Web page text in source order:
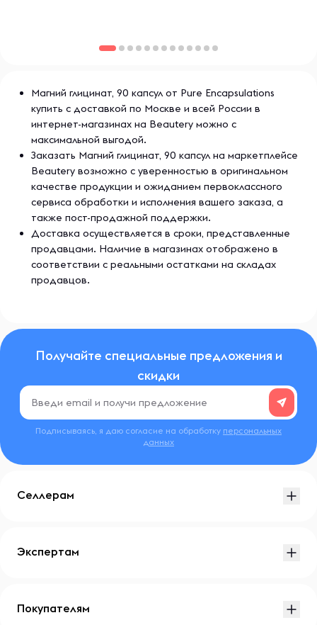
Магний глицинат, 90 капсул от Pure Encapsulations
купить с доставкой по Москве и всей России в
интернет-магазинах на Beautery можно с
максимальной выгодой.
Заказать Магний глицинат, 90 капсул на маркетплейсе
Beautery возможно с уверенностью в оригинальном
качестве продукции и ожиданием первоклассного
сервиса обработки и исполнения вашего заказа, а
также пост-продажной поддержки.
Доставка осуществляется в сроки, представленные
продавцами. Наличие в магазинах отображено в
соответствии с реальными остатками на складах
продавцов.
Получайте специальные предложения и
скидки
Подписываясь, я даю согласие на обработку персональных
данных
Селлерам
Экспертам
Покупателям